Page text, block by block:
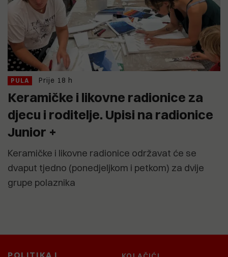
PULA Prije 18 h
Keramičke i likovne radionice za
djecu i roditelje. Upisi na radionice
Junior +
Keramičke i likovne radionice održavat će se
dvaput tjedno (ponedjeljkom i petkom) za dvije
grupe polaznika